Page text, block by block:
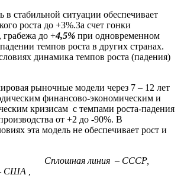
в стабильной ситуации обеспечивает
роста до +3%.За счет гонки
до +4,5% при одновременном
темпов роста в других странах.
динамика темпов роста (падения)
рыночные модели через 7 – 12 лет
финансово-экономическим и
кризисам с темпами роста-падения
от +2 до -90%. В
эта модель не обеспечивает рост и
линия – СССР,
США ,